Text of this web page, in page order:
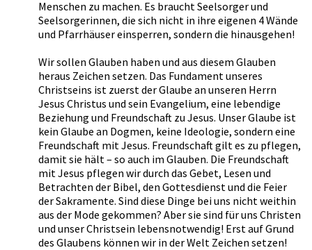
Menschen zu machen. Es braucht Seelsorger und
Seelsorgerinnen, die sich nicht in ihre eigenen 4 Wände
und Pfarrhäuser einsperren, sondern die hinausgehen!
Wir sollen Glauben haben und aus diesem Glauben
heraus Zeichen setzen. Das Fundament unseres
Christseins ist zuerst der Glaube an unseren Herrn
Jesus Christus und sein Evangelium, eine lebendige
Beziehung und Freundschaft zu Jesus. Unser Glaube ist
kein Glaube an Dogmen, keine Ideologie, sondern eine
Freundschaft mit Jesus. Freundschaft gilt es zu pflegen,
damit sie hält – so auch im Glauben. Die Freundschaft
mit Jesus pflegen wir durch das Gebet, Lesen und
Betrachten der Bibel, den Gottesdienst und die Feier
der Sakramente. Sind diese Dinge bei uns nicht weithin
aus der Mode gekommen? Aber sie sind für uns Christen
und unser Christsein lebensnotwendig! Erst auf Grund
des Glaubens können wir in der Welt Zeichen setzen!